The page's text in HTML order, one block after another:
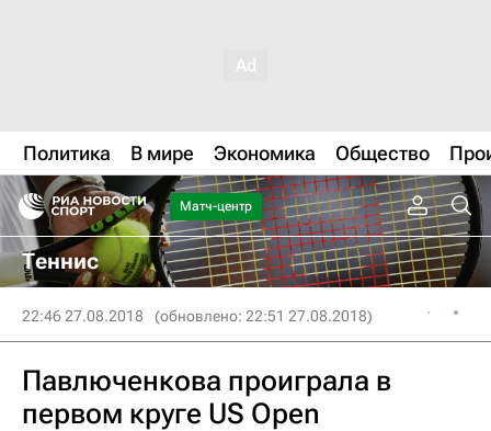
Политика В мире Экономика Общество
Матч-центр
Теннис
22:46 27.08.2018 (обновлено: 22:51 27.08.2018)
Павлюченкова проиграла в
первом круге US Open